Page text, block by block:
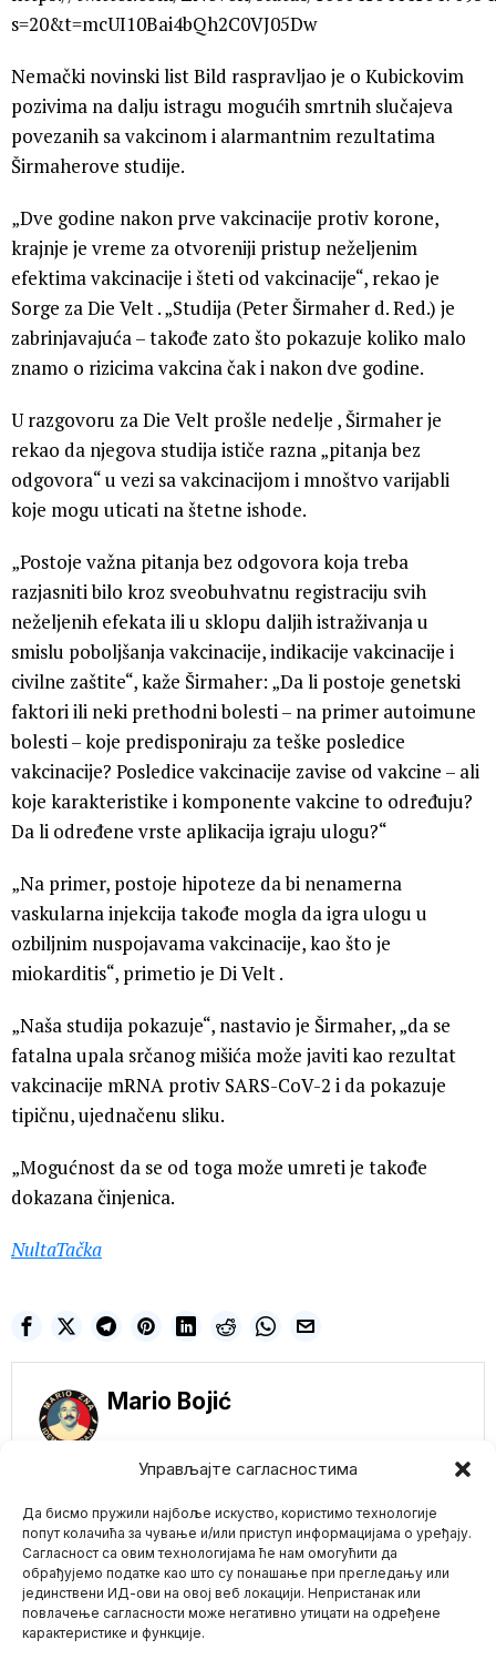
Управљајте сагласностима
Да бисмо пружили најбоље искуство, користимо технологије
попут колачића за чување и/или приступ информацијама о уређају.
Сагласност са овим технологијама ће нам омогућити да
обрађујемо податке као што су понашање при прегледању или
јединствени ИД-ови на овој веб локацији. Непристанак или
повлачење сагласности може негативно утицати на одређене
карактеристике и функције.
s=20&t=mcUI10Bai4bQh2C0VJ05Dw
Nemački novinski list Bild raspravljao je o Kubickovim
pozivima na dalju istragu mogućih smrtnih slučajeva
povezanih sa vakcinom i alarmantnim rezultatima
Širmaherove studije.
„Dve godine nakon prve vakcinacije protiv korone,
krajnje je vreme za otvoreniji pristup neželjenim
efektima vakcinacije i šteti od vakcinacije“, rekao je
Sorge za Die Velt . „Studija (Peter Širmaher d. Red.) je
zabrinjavajuća – takođe zato što pokazuje koliko malo
znamo o rizicima vakcina čak i nakon dve godine.
U razgovoru za Die Velt prošle nedelje , Širmaher je
rekao da njegova studija ističe razna „pitanja bez
odgovora“ u vezi sa vakcinacijom i mnoštvo varijabli
koje mogu uticati na štetne ishode.
„Postoje važna pitanja bez odgovora koja treba
razjasniti bilo kroz sveobuhvatnu registraciju svih
neželjenih efekata ili u sklopu daljih istraživanja u
smislu poboljšanja vakcinacije, indikacije vakcinacije i
civilne zaštite“, kaže Širmaher: „Da li postoje genetski
faktori ili neki prethodni bolesti – na primer autoimune
bolesti – koje predisponiraju za teške posledice
vakcinacije? Posledice vakcinacije zavise od vakcine – ali
koje karakteristike i komponente vakcine to određuju?
Da li određene vrste aplikacija igraju ulogu?“
„Na primer, postoje hipoteze da bi nenamerna
vaskularna injekcija takođe mogla da igra ulogu u
ozbiljnim nuspojavama vakcinacije, kao što je
miokarditis“, primetio je Di Velt .
„Naša studija pokazuje“, nastavio je Širmaher, „da se
fatalna upala srčanog mišića može javiti kao rezultat
vakcinacije mRNA protiv SARS-CoV-2 i da pokazuje
tipičnu, ujednačenu sliku.
„Mogućnost da se od toga može umreti je takođe
dokazana činjenica.
NultaTačka
Mario Bojić
Mario zna Youtube
Habek: Nemačka i
cela Evropa plaćaju
cenu za krizu u
Ukrajini
Nemačka i cela Evropa
trenutno „plaćaju cenu“
za krizu u